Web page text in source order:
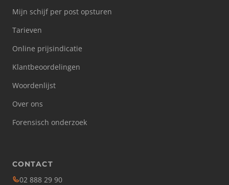
Mijn schijf per post opsturen
Tarieven
Online prijsindicatie
Klantbeoordelingen
Woordenlijst
Over ons
Forensisch onderzoek
CONTACT
02 888 29 90